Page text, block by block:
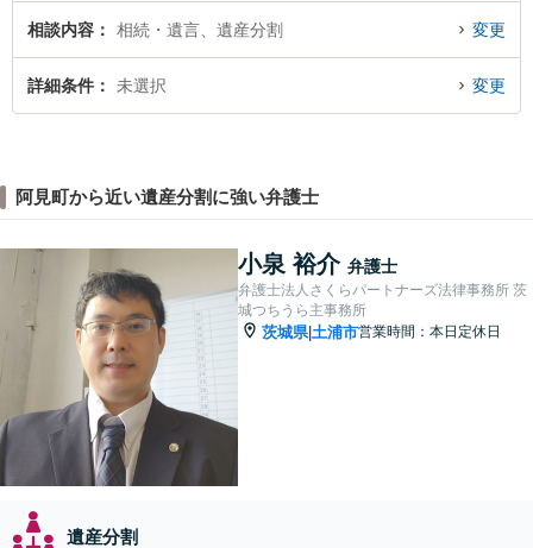
相談内容 相続・遺言、遺産分割 変更
詳細条件 未選択 変更
阿見町から近い遺産分割に強い弁護士
小泉 裕介 弁護士
弁護士法人さくらパートナーズ法律事務所 茨
城つちうら主事務所
茨城県| 土浦市営業時間：本日定休日
遺産分割